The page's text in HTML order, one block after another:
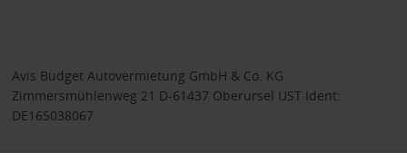
Avis Budget Autovermietung GmbH & Co. KG
Zimmersmühlenweg 21 D-61437 Oberursel UST Ident:
DE165038067